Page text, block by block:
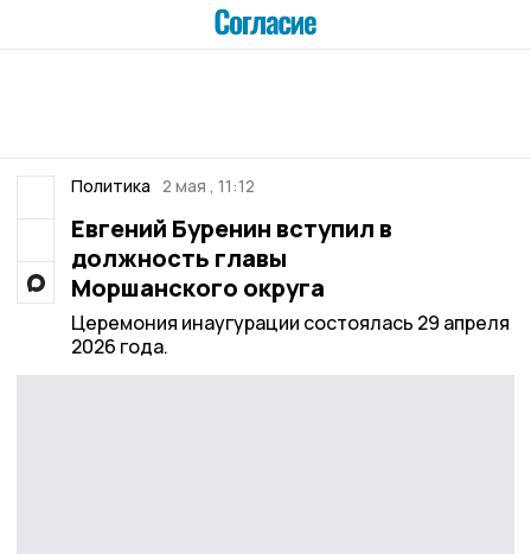
Политика 2 мая , 11:12
Евгений Буренин вступил в
должность главы
Моршанского округа
Церемония инаугурации состоялась 29 апреля
2026 года.